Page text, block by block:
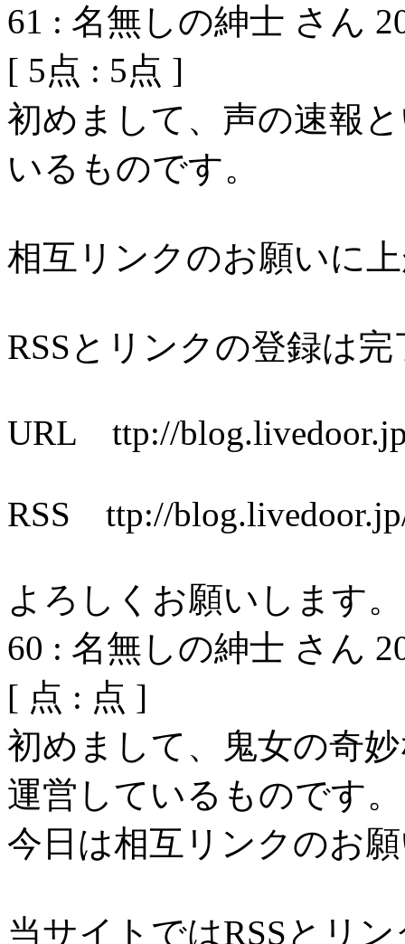
61 : 名無しの紳士 さん
[ 5点 : 5点 ]
初めまして、声の速報
いるものです。
相互リンクのお願いに
RSSとリンクの登録は
URL ttp://
RSS ttp://
よろしくお願いします。
60 : 名無しの紳士 さん
[ 点 : 点 ]
初めまして、鬼女の奇
運営しているものです。
今日は相互リンクのお
当サイトではRSSとリ